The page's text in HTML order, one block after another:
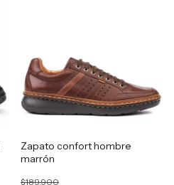
Zapato confort hombre
marrón
$189.900